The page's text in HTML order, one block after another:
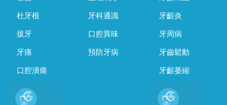
杜牙根
拔牙
牙痛
口腔潰瘍
牙科通識
口腔異味
預防牙病
牙齦炎
牙周病
牙齒鬆動
牙齦萎縮